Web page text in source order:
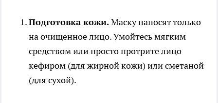
Подготовка кожи.Маску наносят только
на очищенное лицо. Умойтесь мягким
средством или просто протрите лицо
кефиром (для жирной кожи) или сметаной
(для сухой).